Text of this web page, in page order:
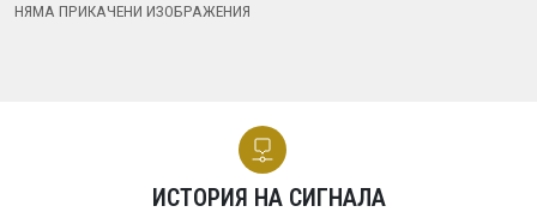
НЯМА ПРИКАЧЕНИ ИЗОБРАЖЕНИЯ
ИСТОРИЯ НА СИГНАЛА